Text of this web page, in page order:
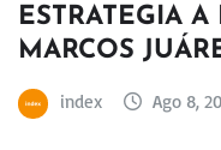
ESTRATEGIA
MARCOS
index Ago 8,